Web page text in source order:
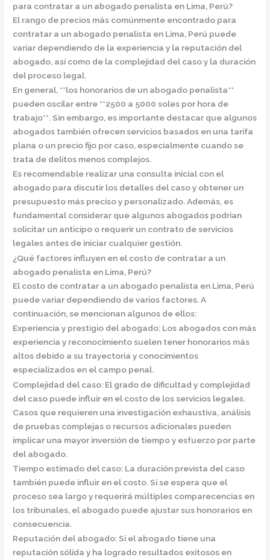
para contratar a un abogado penalista en Lima, Perú?
El rango de precios más comúnmente encontrado para
contratar a un abogado penalista en Lima, Perú puede
variar dependiendo de la experiencia y la reputación del
abogado, así como de la complejidad del caso y la duración
del proceso legal.
En general, **los honorarios de un abogado penalista**
pueden oscilar entre **2500 a 5000 soles por hora de
trabajo**. Sin embargo, es importante destacar que algunos
abogados también ofrecen servicios basados en una tarifa
plana o un precio fijo por caso, especialmente cuando se
trata de delitos menos complejos.
Es recomendable realizar una consulta inicial con el
abogado para discutir los detalles del caso y obtener un
presupuesto más preciso y personalizado. Además, es
fundamental considerar que algunos abogados podrían
solicitar un anticipo o requerir un contrato de servicios
legales antes de iniciar cualquier gestión.
¿Qué factores influyen en el costo de contratar a un
abogado penalista en Lima, Perú?
El costo de contratar a un abogado penalista en Lima, Perú
puede variar dependiendo de varios factores. A
continuación, se mencionan algunos de ellos:
Experiencia y prestigio del abogado: Los abogados con más
experiencia y reconocimiento suelen tener honorarios más
altos debido a su trayectoria y conocimientos
especializados en el campo penal.
Complejidad del caso: El grado de dificultad y complejidad
del caso puede influir en el costo de los servicios legales.
Casos que requieren una investigación exhaustiva, análisis
de pruebas complejas o recursos adicionales pueden
implicar una mayor inversión de tiempo y esfuerzo por parte
del abogado.
Tiempo estimado del caso: La duración prevista del caso
también puede influir en el costo. Si se espera que el
proceso sea largo y requerirá múltiples comparecencias en
los tribunales, el abogado puede ajustar sus honorarios en
consecuencia.
Reputación del abogado: Si el abogado tiene una
reputación sólida y ha logrado resultados exitosos en